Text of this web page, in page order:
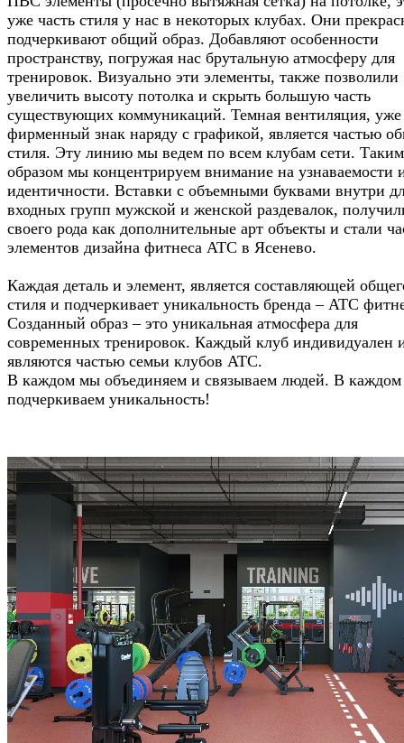
уже часть стиля у нас в некоторых клубах. Они
подчеркивают общий образ. Добавляют особенности
пространству, погружая нас брутальную атмосферу для
тренировок. Визуально эти элементы, также позволили
увеличить высоту потолка и скрыть большую часть
существующих коммуникаций. Темная вентиляция, уже
фирменный знак наряду с графикой, является частью
стиля. Эту линию мы ведем по всем клубам сети. Таким
образом мы концентрируем внимание на узнаваемости
идентичности. Вставки с объемными буквами внутри
входных групп мужской и женской раздевалок,
своего рода как дополнительные арт объекты и стали
элементов дизайна фитнеса АТС в Ясенево.
Каждая деталь и элемент, является составляющей
стиля и подчеркивает уникальность бренда – АТС
Созданный образ – это уникальная атмосфера для
современных тренировок. Каждый клуб индивидуален
являются частью семьи клубов АТС.
В каждом мы объединяем и связываем людей. В
подчеркиваем уникальность!